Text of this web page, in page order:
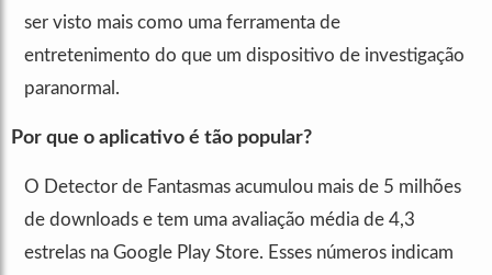
ser visto mais como uma ferramenta de
entretenimento do que um dispositivo de investigação
paranormal.
Por que o aplicativo é tão popular?
O Detector de Fantasmas acumulou mais de 5 milhões
de downloads e tem uma avaliação média de 4,3
estrelas na Google Play Store. Esses números indicam